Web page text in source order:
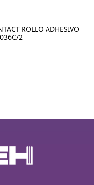
ROLLO ADHESIVO
2